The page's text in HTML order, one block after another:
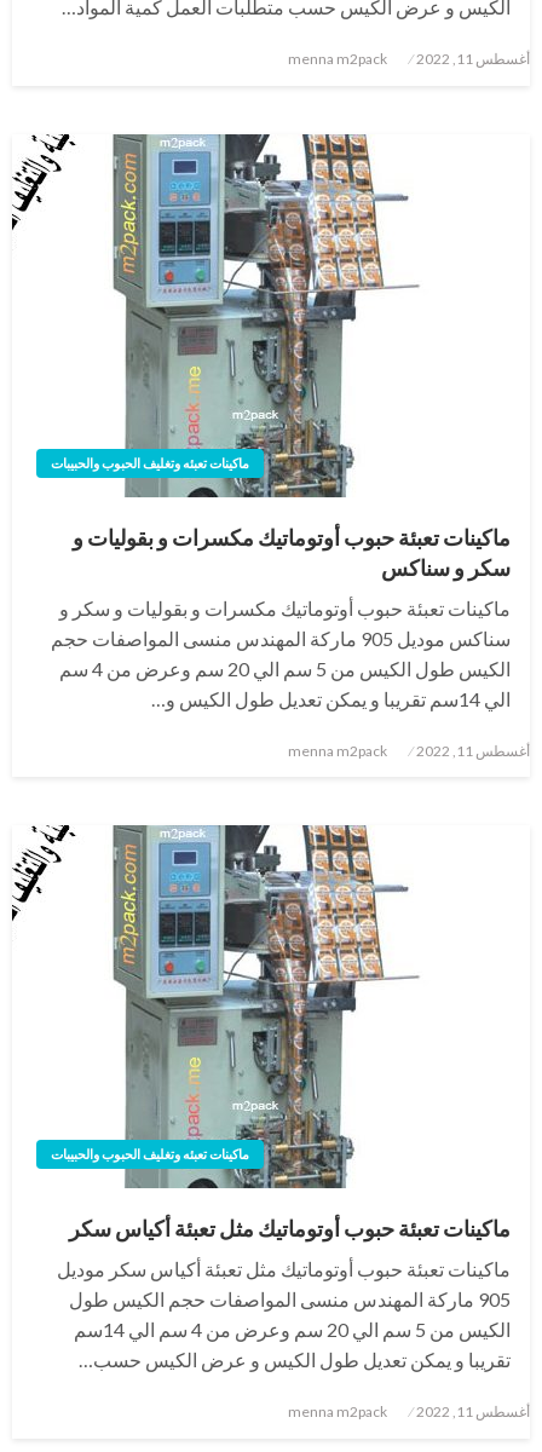
الكيس و عرض الكيس حسب متطلبات العمل كمية المواد…
نُشر
أغسطس 11, 2022 menna m2pack
ماكينات تعبئه وتغليف الحبوب والحبيبات
ماكينات تعبئة حبوب أوتوماتيك مكسرات و بقوليات و
سكر و سناكس
ماكينات تعبئة حبوب أوتوماتيك مكسرات و بقوليات و سكر و
سناكس موديل 905 ماركة المهندس منسى المواصفات حجم
الكيس طول الكيس من 5 سم الي 20 سم وعرض من 4 سم
الي 14سم تقريبا و يمكن تعديل طول الكيس و…
نُشر
أغسطس 11, 2022 menna m2pack
ماكينات تعبئه وتغليف الحبوب والحبيبات
ماكينات تعبئة حبوب أوتوماتيك مثل تعبئة أكياس سكر
ماكينات تعبئة حبوب أوتوماتيك مثل تعبئة أكياس سكر موديل
905 ماركة المهندس منسى المواصفات حجم الكيس طول
الكيس من 5 سم الي 20 سم وعرض من 4 سم الي 14سم
تقريبا و يمكن تعديل طول الكيس و عرض الكيس حسب…
نُشر
أغسطس 11, 2022 menna m2pack